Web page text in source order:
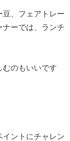
、フェアトレー
ナーでは、ランチ
むのもいいです
ントにチャレン